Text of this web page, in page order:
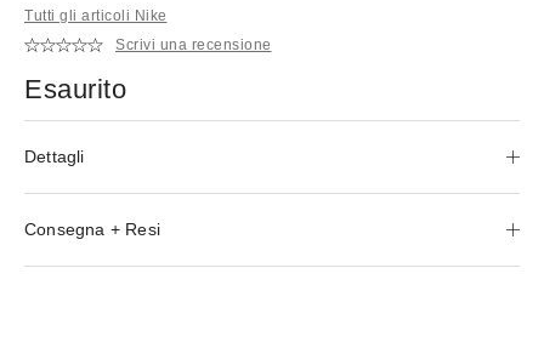
Tutti gli articoli Nike
Scrivi una recensione
Esaurito
Dettagli
Consegna + Resi